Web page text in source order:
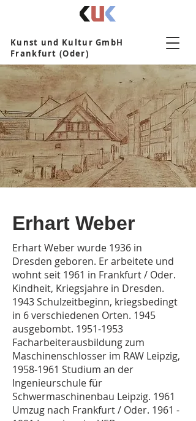
Kunst und Kultur GmbH
Frankfurt (Oder)
Erhart Weber
Erhart Weber wurde 1936 in
Dresden geboren. Er arbeitete und
wohnt seit 1961 in Frankfurt / Oder.
Kindheit, Kriegsjahre in Dresden.
1943 Schulzeitbeginn, kriegsbedingt
in 6 verschiedenen Orten. 1945
ausgebombt. 1951-1953
Facharbeiterausbildung zum
Maschinenschlosser im RAW Leipzig,
1958-1961 Studium an der
Ingenieurschule für
Schwermaschinenbau Leipzig. 1961
Umzug nach Frankfurt / Oder. 1961 -